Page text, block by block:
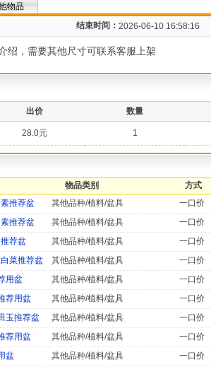
物品
结束时间： 2026-06-10 16:58:16
绍，需要其他尺寸可联系客服上架
出价 数量
28.0元 1
物品类别 方式
推荐盆 其他品种/植料/盆具 一口价
推荐盆 其他品种/植料/盆具 一口价
荐盆 其他品种/植料/盆具 一口价
菜推荐盆 其他品种/植料/盆具 一口价
用盆 其他品种/植料/盆具 一口价
荐用盆 其他品种/植料/盆具 一口价
玉推荐盆 其他品种/植料/盆具 一口价
荐用盆 其他品种/植料/盆具 一口价
盆 其他品种/植料/盆具 一口价